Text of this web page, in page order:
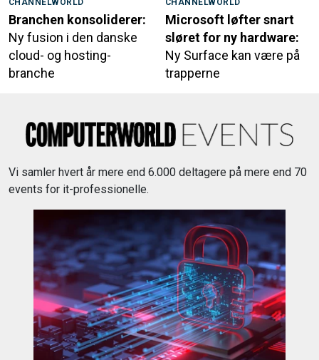
CHANNELWORLD
Branchen konsoliderer:
Ny fusion i den danske
cloud- og hosting-
branche
CHANNELWORLD
Microsoft løfter snart
sløret for ny hardware:
Ny Surface kan være på
trapperne
Vi samler hvert år mere end 6.000 deltagere på mere end 70
events for it-professionelle.